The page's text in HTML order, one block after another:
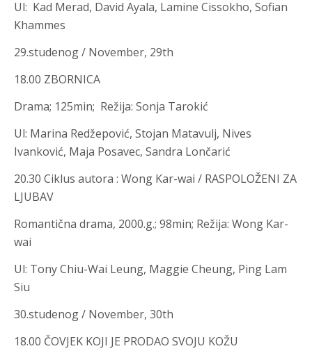
Ul: Kad Merad, David Ayala, Lamine Cissokho, Sofian
Khammes
29.studenog / November, 29th
18.00 ZBORNICA
Drama; 125min; Režija: Sonja Tarokić
Ul: Marina Redžepović, Stojan Matavulj, Nives
Ivanković, Maja Posavec, Sandra Lončarić
20.30 Ciklus autora : Wong Kar-wai / RASPOLOŽENI ZA
LJUBAV
Romantična drama, 2000.g.; 98min; Režija: Wong Kar-
wai
Ul: Tony Chiu-Wai Leung, Maggie Cheung, Ping Lam
Siu
30.studenog / November, 30th
18.00 ČOVJEK KOJI JE PRODAO SVOJU KOŽU